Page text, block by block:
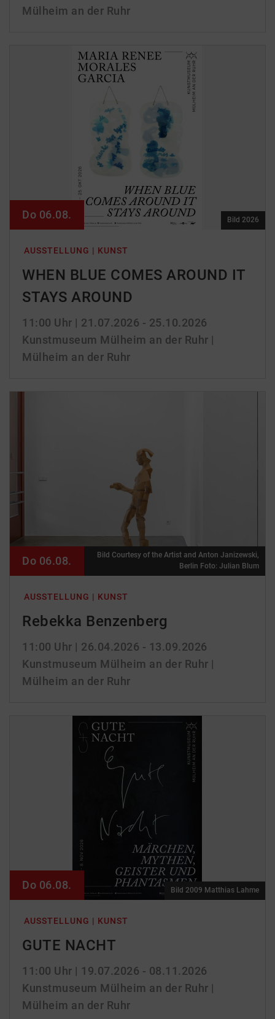
Mülheim an der Ruhr
AUSSTELLUNG | KUNST
WHEN BLUE COMES AROUND IT
STAYS AROUND
11:00 Uhr | 21.07.2026 - 25.10.2026
Kunstmuseum Mülheim an der Ruhr |
Mülheim an der Ruhr
Do 06.08. Bild 2026
AUSSTELLUNG | KUNST
Rebekka Benzenberg
11:00 Uhr | 26.04.2026 - 13.09.2026
Kunstmuseum Mülheim an der Ruhr |
Mülheim an der Ruhr
Do 06.08.
Bild Courtesy of the Artist and Anton Janizewski,
Berlin Foto: Julian Blum
AUSSTELLUNG | KUNST
GUTE NACHT
11:00 Uhr | 19.07.2026 - 08.11.2026
Kunstmuseum Mülheim an der Ruhr |
Mülheim an der Ruhr
Do 06.08. Bild 2009 Matthias Lahme